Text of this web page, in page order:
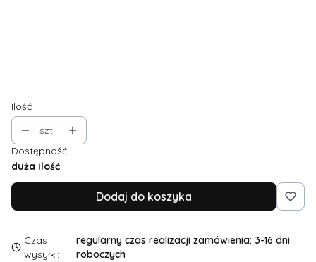
Ilość
szt.
Dostępność:
duża ilość
Dodaj do koszyka
Czas
wysyłki:
regularny czas realizacji zamówienia: 3-16 dni
roboczych